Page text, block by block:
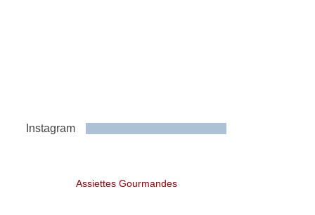
Instagram
Assiettes Gourmandes